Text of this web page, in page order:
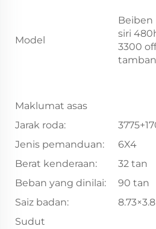
Model
Beiben
siri
3300
Maklumat asas
Jarak roda:
Jenis pemanduan:
6X4
Berat kenderaan:
32 tan
Beban yang dinilai:
90 tan
Saiz badan:
Sudut